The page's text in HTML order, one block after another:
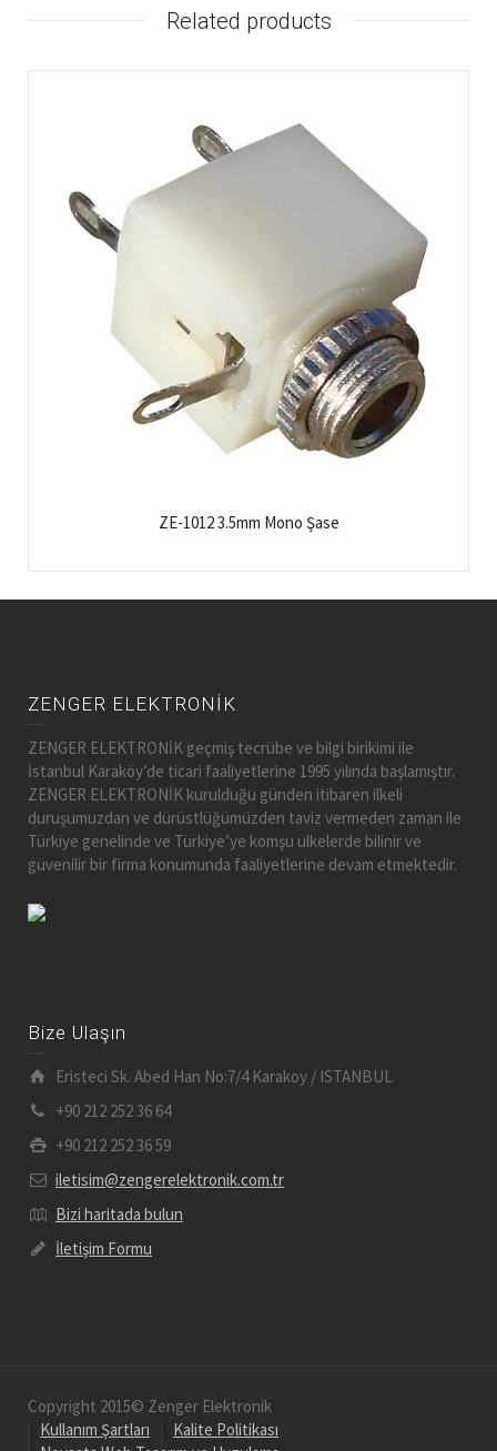
Related products
ZE-1012 3.5mm Mono Şase
ZENGER ELEKTRONİK
ZENGER ELEKTRONİK geçmiş tecrübe ve bilgi birikimi ile
İstanbul Karaköy’de ticari faaliyetlerine 1995 yılında başlamıştır.
ZENGER ELEKTRONİK kurulduğu günden itibaren ilkeli
duruşumuzdan ve dürüstlüğümüzden taviz vermeden zaman ile
Türkiye genelinde ve Türkiye’ye komşu ülkelerde bilinir ve
güvenilir bir firma konumunda faaliyetlerine devam etmektedir.
Bize Ulaşın
Eristeci Sk. Abed Han No:7/4 Karakoy / ISTANBUL
+90 212 252 36 64
+90 212 252 36 59
iletisim@zengerelektronik.com.tr
Bizi haritada bulun
İletişim Formu
Copyright 2015© Zenger Elektronik
Kullanım Şartları
Kalite Politikası